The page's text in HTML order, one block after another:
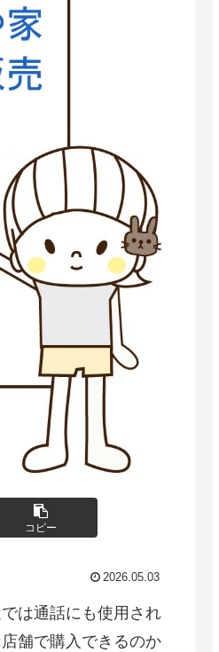
コピー
2026.05.03
は通話にも使用され
舗で購入できるのか